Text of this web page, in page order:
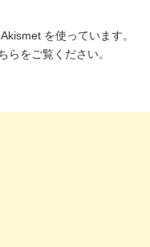
を使っています。
らをご覧ください。